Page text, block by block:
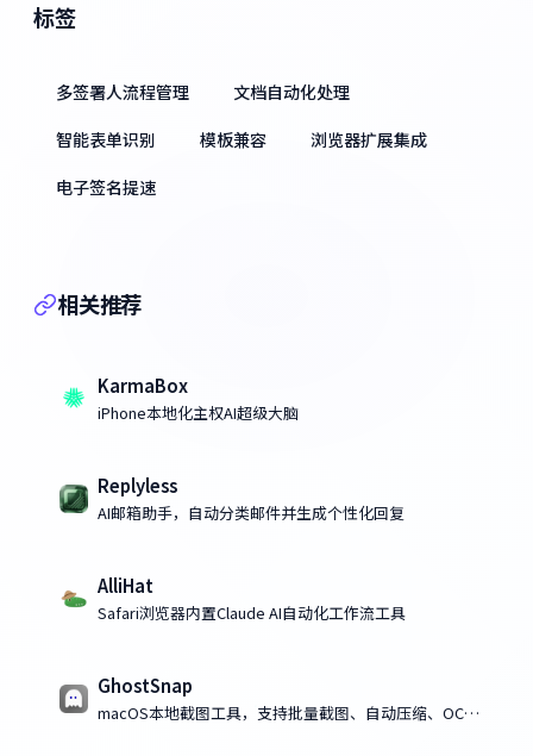
标签
多签署人流程管理
文档自动化处理
智能表单识别
模板兼容
浏览器扩展集成
电子签名提速
相关推荐
KarmaBox
iPhone本地化主权AI超级大脑
Replyless
AI邮箱助手，自动分类邮件并生成个性化回复
AlliHat
Safari浏览器内置Claude AI自动化工作流工具
GhostSnap
macOS本地截图工具，支持批量截图、自动压缩、OCR